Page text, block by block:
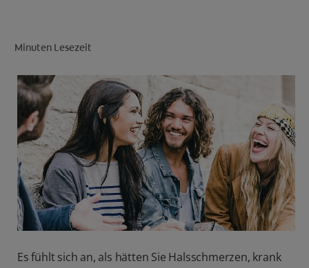
Minuten Lesezeit
Es fühlt sich an, als hätten Sie Halsschmerzen, krank